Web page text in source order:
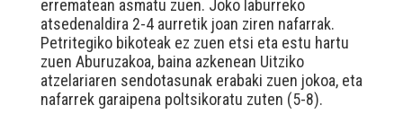
errematean asmatu zuen. Joko laburreko
atsedenaldira 2-4 aurretik joan ziren nafarrak.
Petritegiko bikoteak ez zuen etsi eta estu hartu
zuen Aburuzakoa, baina azkenean Uitziko
atzelariaren sendotasunak erabaki zuen jokoa, eta
nafarrek garaipena poltsikoratu zuten (5-8).